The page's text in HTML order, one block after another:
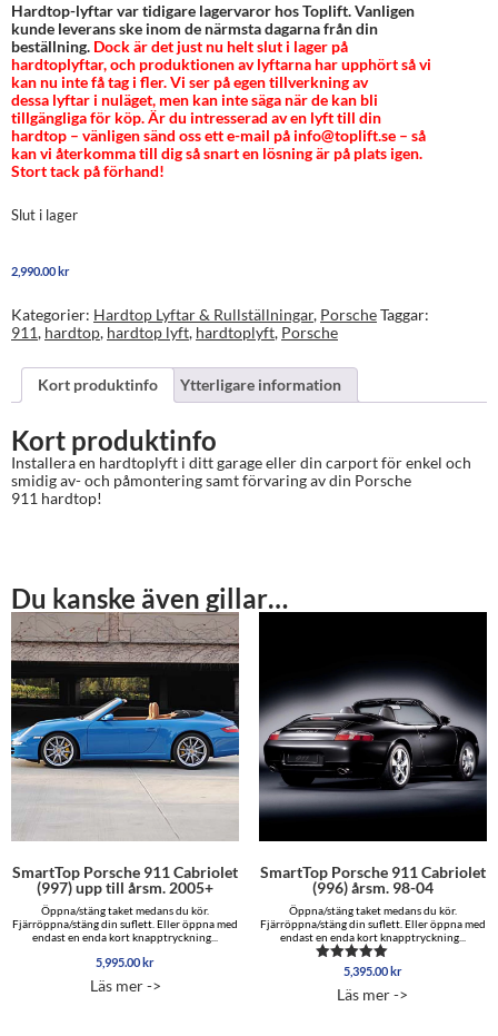
Hardtop-lyftar var tidigare lagervaror hos Toplift. Vanligen
kunde leverans ske inom de närmsta dagarna från din
beställning. Dock är det just nu helt slut i lager på
hardtoplyftar, och produktionen av lyftarna har upphört så vi
kan nu inte få tag i fler. Vi ser på egen tillverkning av
dessa lyftar i nuläget, men kan inte säga när de kan bli
tillgängliga för köp. Är du intresserad av en lyft till din
hardtop – vänligen sänd oss ett e-mail på info@toplift.se – så
kan vi återkomma till dig så snart en lösning är på plats igen.
Stort tack på förhand!
Slut i lager
2,990.00kr
Kategorier: Hardtop Lyftar & Rullställningar, PorscheTaggar:
911, hardtop, hardtop lyft, hardtoplyft, Porsche
Kort produktinfo Ytterligare information
Kort produktinfo
Installera en hardtoplyft i ditt garage eller din carport för enkel och
smidig av- och påmontering samt förvaring av din Porsche
911 hardtop!
Du kanske även gillar…
SmartTop Porsche 911 Cabriolet
(997) upp till årsm. 2005+
Öppna/stäng taket medans du kör.
Fjärröppna/stäng din suflett. Eller öppna med
endast en enda kort knapptryckning...
5,995.00kr
Läs mer ->
SmartTop Porsche 911 Cabriolet
(996) årsm. 98-04
Öppna/stäng taket medans du kör.
Fjärröppna/stäng din suflett. Eller öppna med
endast en enda kort knapptryckning...
Betygsatt
av 5
5,395.00kr
Läs mer ->